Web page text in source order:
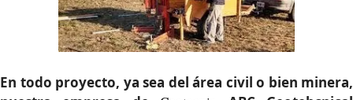
En todo proyecto, ya sea del área civil o bien minera,